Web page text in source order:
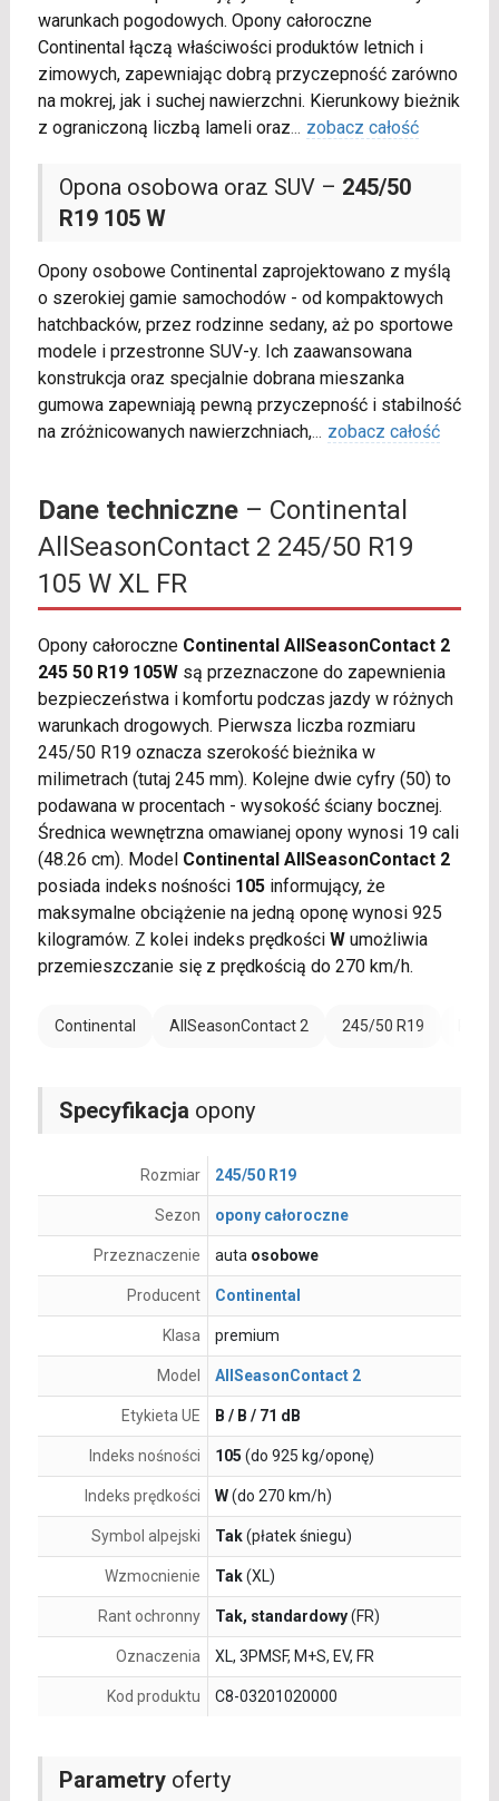
warunkach pogodowych. Opony całoroczne
Continental łączą właściwości produktów letnich i
zimowych, zapewniając dobrą przyczepność zarówno
na mokrej, jak i suchej nawierzchni. Kierunkowy bieżnik
z ograniczoną liczbą lameli oraz... zobacz całość
Opona osobowa oraz SUV – 245/50
R19 105 W
Opony osobowe Continental zaprojektowano z myślą
o szerokiej gamie samochodów - od kompaktowych
hatchbacków, przez rodzinne sedany, aż po sportowe
modele i przestronne SUV-y. Ich zaawansowana
konstrukcja oraz specjalnie dobrana mieszanka
gumowa zapewniają pewną przyczepność i stabilność
na zróżnicowanych nawierzchniach,... zobacz całość
Dane techniczne– Continental
AllSeasonContact 2 245/50 R19
105 W XL FR
Opony całoroczne Continental AllSeasonContact 2
245 50 R19 105Wsą przeznaczone do zapewnienia
bezpieczeństwa i komfortu podczas jazdy w różnych
warunkach drogowych. Pierwsza liczba rozmiaru
245/50 R19 oznacza szerokość bieżnika w
milimetrach (tutaj 245 mm). Kolejne dwie cyfry (50) to
podawana w procentach - wysokość ściany bocznej.
Średnica wewnętrzna omawianej opony wynosi 19 cali
(48.26 cm). Model Continental AllSeasonContact 2
posiada indeks nośności 105informujący, że
maksymalne obciążenie na jedną oponę wynosi 925
kilogramów. Z kolei indeks prędkości Wumożliwia
przemieszczanie się z prędkością do 270 km/h.
Continental AllSeasonContact 2 245/50 R19
Parametryoferty
Specyfikacja opony
Rozmiar 245/50 R19
Sezon opony całoroczne
Przeznaczenie auta osobowe
Producent Continental
Klasa premium
Model AllSeasonContact 2
Etykieta UE B / B / 71 dB
Indeks nośności 105 (do 925 kg/oponę)
Indeks prędkości W(do 270 km/h)
Symbol alpejski Tak(płatek śniegu)
Wzmocnienie Tak(XL)
Rant ochronny Tak, standardowy(FR)
Oznaczenia XL, 3PMSF, M+S, EV, FR
Kod produktu C8-03201020000